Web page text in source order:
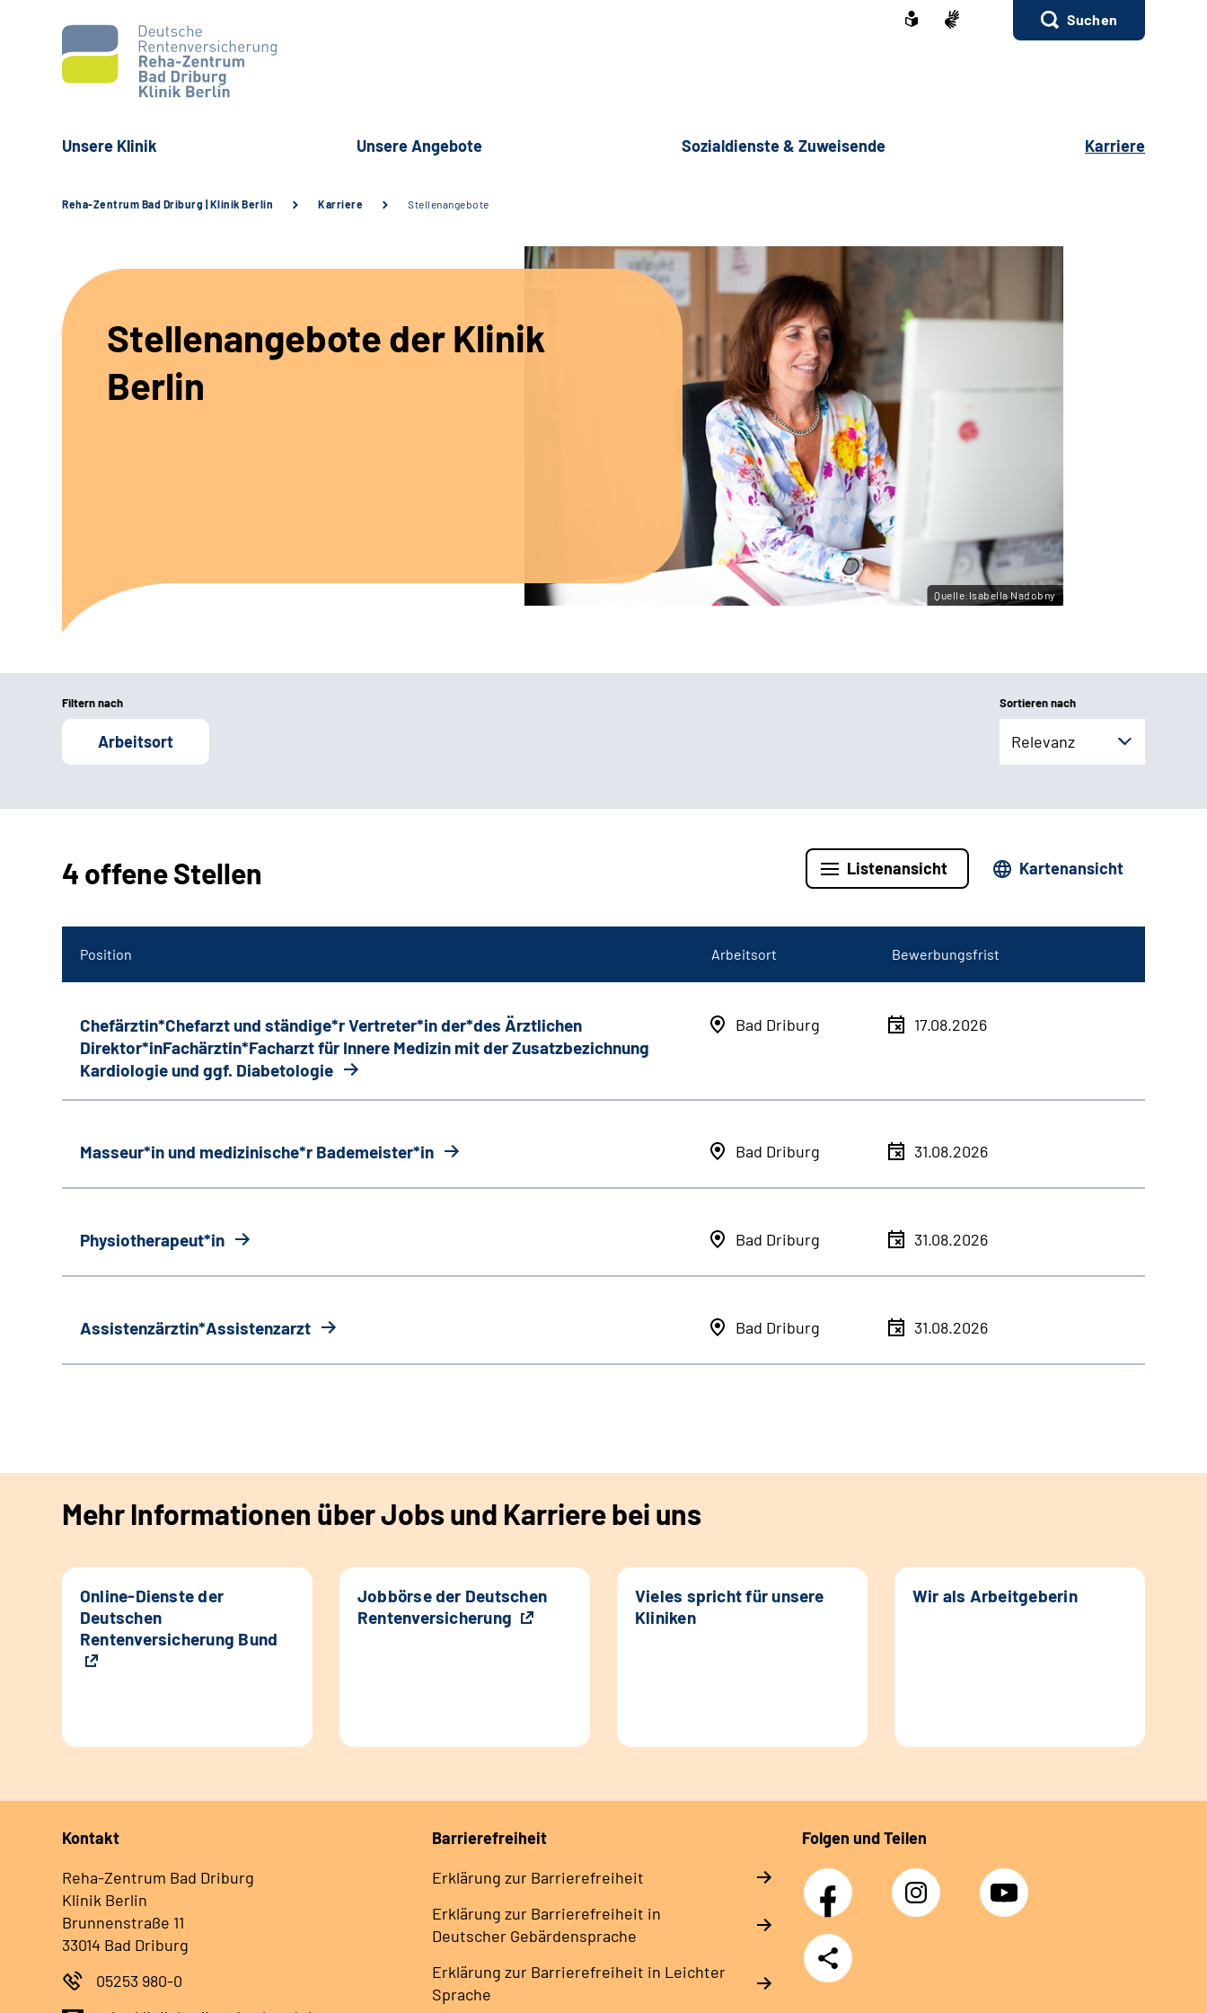
Suchen
Unsere Klinik Unsere Angebote Sozialdienste & Zuweisende Karriere
Reha-Zentrum Bad Driburg | Klinik Berlin Karriere Stellenangebote
Stellenangebote der Klinik
Berlin
Quelle:Isabella Nadobny
Filtern nach
Arbeitsort
Sortieren nach
Relevanz
4 offene Stellen Listenansicht Kartenansicht
Position Arbeitsort Bewerbungsfrist
Chefärztin*Chefarzt und ständige*r Vertreter*in der*des Ärztlichen
Direktor*inFachärztin*Facharzt für Innere Medizin mit der Zusatzbezichnung
Kardiologie und ggf. Diabetologie
Bad Driburg 17.08.2026
Masseur*in und medizinische*r Bademeister*in Bad Driburg 31.08.2026
Physiotherapeut*in Bad Driburg 31.08.2026
Assistenzärztin*Assistenzarzt Bad Driburg 31.08.2026
Mehr Informationen über Jobs und Karriere bei uns
Online-Dienste der
Deutschen
Rentenversicherung Bund
Jobbörse der Deutschen
Rentenversicherung
Vieles spricht für unsere
Kliniken
Wir als Arbeitgeberin
Kontakt
Reha-Zentrum Bad Driburg
Klinik Berlin
Brunnenstraße 11
33014 Bad Driburg
05253 980-0
Barrierefreiheit
Erklärung zur Barrierefreiheit
Erklärung zur Barrierefreiheit in
Deutscher Gebärdensprache
Erklärung zur Barrierefreiheit in Leichter
Sprache
Folgen und Teilen
Facebook Instagram YouTube
Teilen